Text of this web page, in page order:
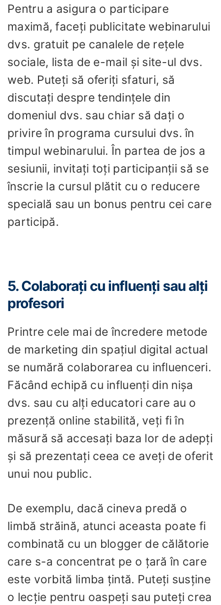
Pentru a asigura o participare
maximă, faceți publicitate webinarului
dvs. gratuit pe canalele de rețele
sociale, lista de e-mail și site-ul dvs.
web. Puteți să oferiți sfaturi, să
discutați despre tendințele din
domeniul dvs. sau chiar să dați o
privire în programa cursului dvs. în
timpul webinarului. În partea de jos a
sesiunii, invitați toți participanții să se
înscrie la cursul plătit cu o reducere
specială sau un bonus pentru cei care
participă.
5. Colaborați cu influenți sau alți
profesori
Printre cele mai de încredere metode
de marketing din spațiul digital actual
se numără colaborarea cu influenceri.
Făcând echipă cu influenți din nișa
dvs. sau cu alți educatori care au o
prezență online stabilită, veți fi în
măsură să accesați baza lor de adepți
și să prezentați ceea ce aveți de oferit
unui nou public.
De exemplu, dacă cineva predă o
limbă străină, atunci aceasta poate fi
combinată cu un blogger de călătorie
care s-a concentrat pe o țară în care
este vorbită limba țintă. Puteți susține
o lecție pentru oaspeți sau puteți crea